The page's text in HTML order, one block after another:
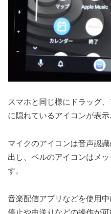
スマホと同じ様にドラッグ
に隠れているアイコンが表示
マイクのアイコンは音声認
出し、ベルのアイコンはメ
す。
音楽配信アプリなどを使用
停止や曲送りなどの操作が可